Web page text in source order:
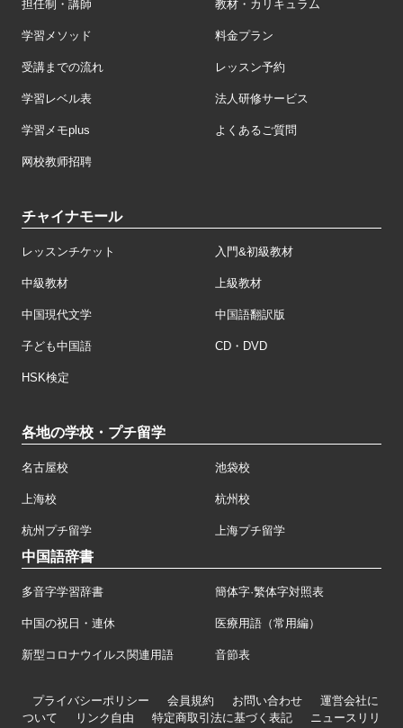
担任制・講師 教材・カリキュラム
学習メソッド 料金プラン
受講までの流れ レッスン予約
学習レベル表 法人研修サービス
学習メモplus よくあるご質問
网校教师招聘
チャイナモール
レッスンチケット 入門&初級教材
中級教材 上級教材
中国現代文学 中国語翻訳版
子ども中国語 CD・DVD
HSK検定
各地の学校・プチ留学
名古屋校 池袋校
上海校 杭州校
杭州プチ留学 上海プチ留学
中国語辞書
多音字学習辞書 簡体字·繁体字対照表
中国の祝日・連休 医療用語（常用編）
新型コロナウイルス関連用語 音節表
プライバシーポリシー 会員規約 お問い合わせ
運営会社に
ついて
リンク自由 特定商取引法に基づく表記 ニュースリリ